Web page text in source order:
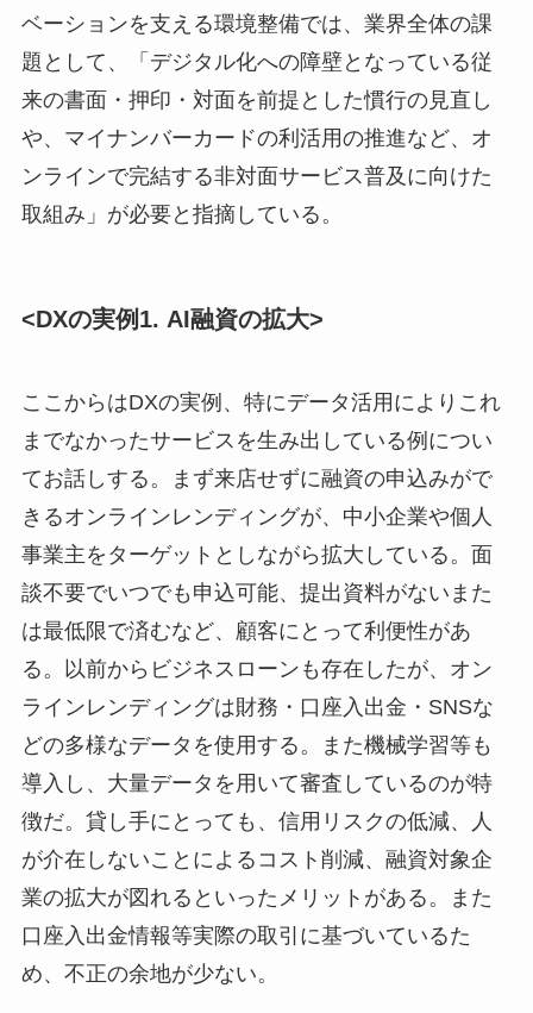
ベーションを支える環境整備では、業界全体の課
題として、「デジタル化への障壁となっている従
来の書面・押印・対面を前提とした慣行の見直し
や、マイナンバーカードの利活用の推進など、オ
ンラインで完結する非対面サービス普及に向けた
取組み」が必要と指摘している。
<DXの実例1. AI融資の拡大>
ここからはDXの実例、特にデータ活用によりこれ
までなかったサービスを生み出している例につい
てお話しする。まず来店せずに融資の申込みがで
きるオンラインレンディングが、中小企業や個人
事業主をターゲットとしながら拡大している。面
談不要でいつでも申込可能、提出資料がないまた
は最低限で済むなど、顧客にとって利便性があ
る。以前からビジネスローンも存在したが、オン
ラインレンディングは財務・口座入出金・SNSな
どの多様なデータを使用する。また機械学習等も
導入し、大量データを用いて審査しているのが特
徴だ。貸し手にとっても、信用リスクの低減、人
が介在しないことによるコスト削減、融資対象企
業の拡大が図れるといったメリットがある。また
口座入出金情報等実際の取引に基づいているた
め、不正の余地が少ない。